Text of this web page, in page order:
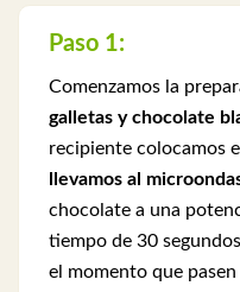
Paso 1:
Comenzamos la
galletas y chocolate
recipiente colocamos el
llevamos al
chocolate a una
tiempo de 30
el momento que